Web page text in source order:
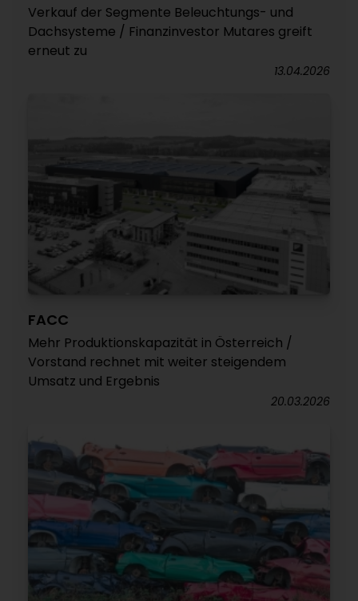
Verkauf der Segmente Beleuchtungs- und
Dachsysteme / Finanzinvestor Mutares greift
erneut zu
13.04.2026
FACC
Mehr Produktionskapazität in Österreich /
Vorstand rechnet mit weiter steigendem
Umsatz und Ergebnis
20.03.2026